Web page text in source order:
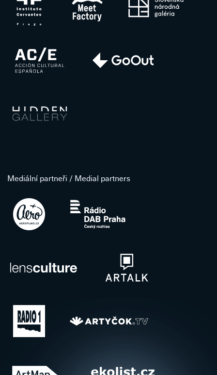
Mediální partneři / Medial partners